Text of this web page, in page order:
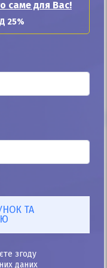
мінімальним первісним
саме для Вас!
25%
згоду
даних